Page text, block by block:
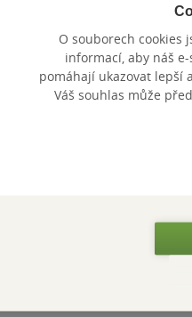
2
Zašlete nám
vaši poptávku a
O souborech cookies
informací, aby náš
pomáhají ukazovat lepší
Váš souhlas může